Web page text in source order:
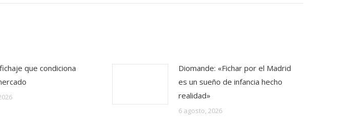
que condiciona
Diomande: «Fichar por el Madrid
es un sueño de infancia hecho
realidad»
6 agosto, 2026